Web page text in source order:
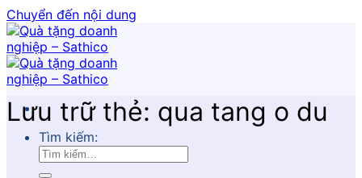
Chuyển đến nội dung
Tìm kiếm:
Lưu trữ thẻ: qua tang o du